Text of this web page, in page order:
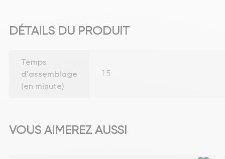
DÉTAILS DU PRODUIT
Temps
d'assemblage
(en minute)
15
VOUS AIMEREZ AUSSI